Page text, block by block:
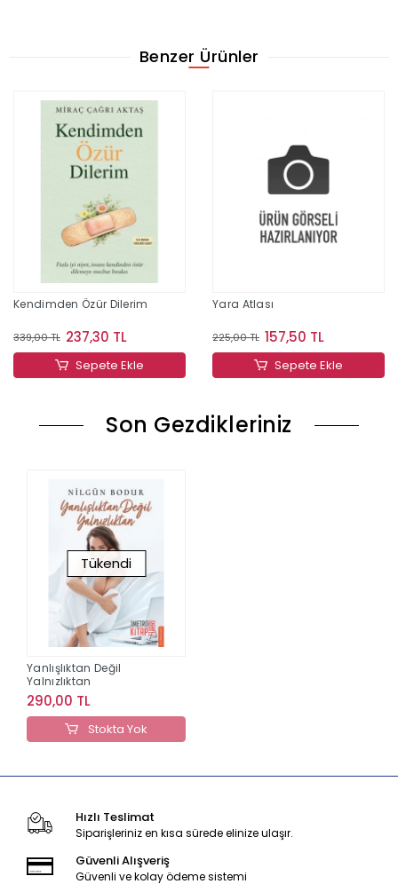
Benzer Ürünler
Kendimden Özür Dilerim
339,00 TL 237,30 TL
Sepete Ekle
Yara Atlası
225,00 TL 157,50 TL
Sepete Ekle
Son Gezdikleriniz
Tükendi
Yanlışlıktan Değil
Yalnızlıktan
290,00 TL
Stokta Yok
Hızlı Teslimat
Siparişleriniz en kısa sürede elinize ulaşır.
Güvenli Alışveriş
Güvenli ve kolay ödeme sistemi